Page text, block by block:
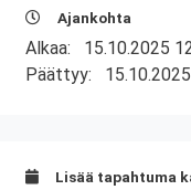
Ajankohta
Alkaa: 15.10.2025
Päättyy:
Lisää tapahtuma